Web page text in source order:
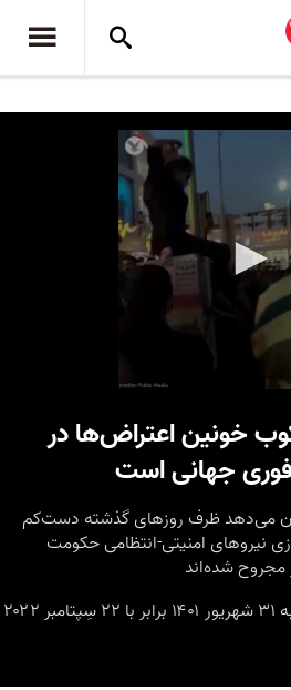
خونین اعتراض‌ها در
فوری جهانی است
می‌دهد ظرف روزهای گذشته دست‌کم
نیروهای امنیتی-انتظامی حکومت
مجروح شده‌اند
۲:۱۵